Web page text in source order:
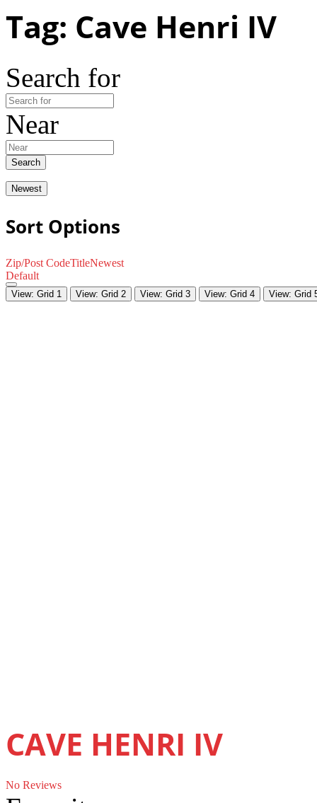
Tag: Cave Henri IV
Search for
Near
Search
Newest
Sort Options
Zip/Post CodeTitleNewest
Default
View: Grid 1 View: Grid 2 View: Grid 3 View: Grid 4 View: Grid
CAVE HENRI IV
No Reviews